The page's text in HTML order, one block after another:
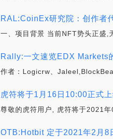
RAL:CoinEx研究院：创作者
一、项目背景 当前NFT势头正盛,
Rally:一文速览EDX Markets
作者：Logicrw、
虎符将于1月16日10:00正式
尊敬的虎符用户, 虎符将于2021
OTB:Hotbit 定于2021年2月8